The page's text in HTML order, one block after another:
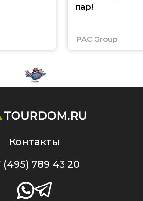
пар!
PAC Group
Контакты
(495) 789 43 20